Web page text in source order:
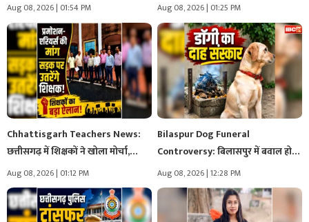
Aug 08, 2026 | 01:54 PM Aug 08, 2026 | 01:25 PM
Chhattisgarh Teachers News:
छत्तीसगढ़ में शिक्षकों ने खोला मोर्चा,
प्रमोशन-एरियर्स…
Aug 08, 2026 | 01:12 PM
Bilaspur Dog Funeral
Controversy: बिलासपुर में बवाल हो
गया!.. पालतू…
Aug 08, 2026 | 12:28 PM